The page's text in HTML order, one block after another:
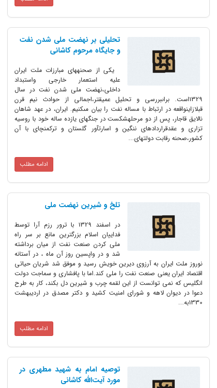
تحلیلى بر نهضت ملى شدن نفت
و جایگاه مرحوم کاشانی
یکى از صحنه‏هاى مبارزات ملت ایران
علیه استعمار خارجى واستبداد
داخلى،نهضت ملى شدن نفت در سال
1329است. براى‏بررسى و تحلیل عمیق‏تر،اجمالى از حوادث نیم قرن
قبل‏ازاین‏واقعه در ارتباط با مساله نفت را بیان مى‏کنیم. ایران، در عهد شاهان
نالایق قاجار، پس از دو مرحله‏شکست در جنگهاى یازده ساله خود با روسیه
تزارى و عقدقراردادهاى ننگین و اسارت‏آور گلستان و ترکمنچاى با آن
کشور،صحنه رقابت دولتهاى...
ادامه مطلب
تلخ و شیرین نهضت ملی
در اسفند 1329 با ترور رزم آرا توسط
فداییان اسلام بزرگترین مانع بر سر راه
ملی کردن صنعت نفت از میان برداشته
شد و در واپسین روز آن ماه ، در آستانه
نوروز ملت ایران به آرزوی دیرین خویش رسید و موفق شد شریان حیاتی
اقتصاد ایران یعنی صنعت نفت را ملی کند.اما با پافشاری و سماجت دولت
انگلیس که نمی توانست از این لقمه چرب و شیرین دل بکند، کار به طرح
دعوا در دیوان لاهه و شورای امنیت کشید و دکتر مصدق در اردیبهشت
1330به...
ادامه مطلب
توصیه امام به شهید مطهری در
مورد آیت‌الله کاشانی